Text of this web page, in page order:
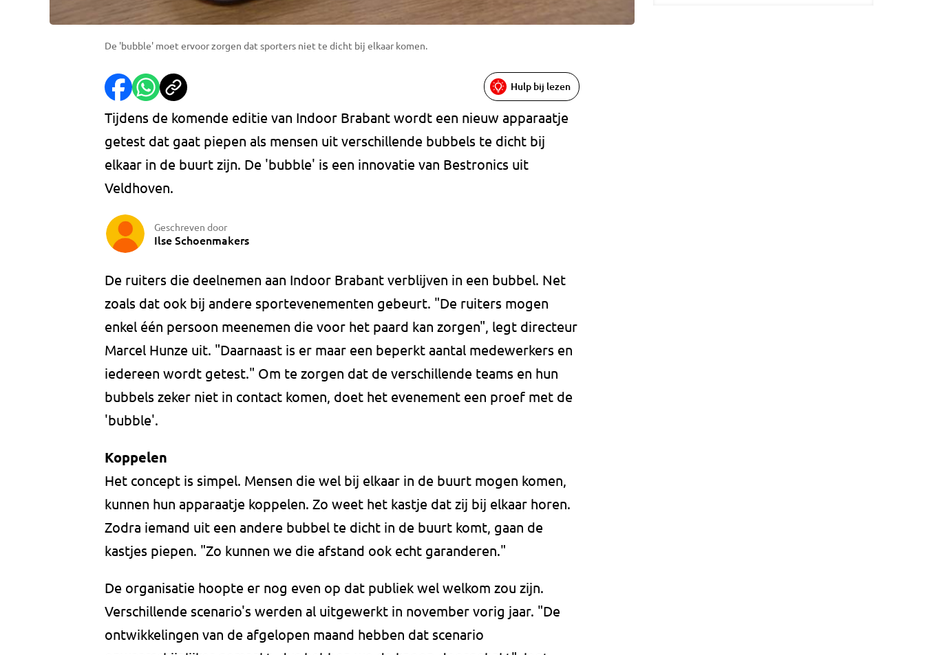
De 'bubble' moet ervoor zorgen dat sporters niet te dicht bij elkaar komen.
Hulp bij lezen
Tijdens de komende editie van Indoor Brabant wordt een nieuw apparaatje
getest dat gaat piepen als mensen uit verschillende bubbels te dicht bij
elkaar in de buurt zijn. De 'bubble' is een innovatie van Bestronics uit
Veldhoven.
Geschreven door
Ilse Schoenmakers
De ruiters die deelnemen aan Indoor Brabant verblijven in een bubbel. Net
zoals dat ook bij andere sportevenementen gebeurt. "De ruiters mogen
enkel één persoon meenemen die voor het paard kan zorgen", legt directeur
Marcel Hunze uit. "Daarnaast is er maar een beperkt aantal medewerkers en
iedereen wordt getest." Om te zorgen dat de verschillende teams en hun
bubbels zeker niet in contact komen, doet het evenement een proef met de
'bubble'.
Koppelen
Het concept is simpel. Mensen die wel bij elkaar in de buurt mogen komen,
kunnen hun apparaatje koppelen. Zo weet het kastje dat zij bij elkaar horen.
Zodra iemand uit een andere bubbel te dicht in de buurt komt, gaan de
kastjes piepen. "Zo kunnen we die afstand ook echt garanderen."
De organisatie hoopte er nog even op dat publiek wel welkom zou zijn.
Verschillende scenario's werden al uitgewerkt in november vorig jaar. "De
ontwikkelingen van de afgelopen maand hebben dat scenario